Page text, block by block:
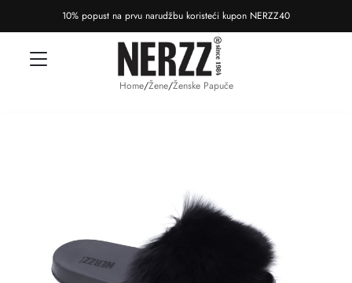
10% popust na prvu narudžbu koristeći kupon NERZZ40
Home/Žene/Ženske Papuče